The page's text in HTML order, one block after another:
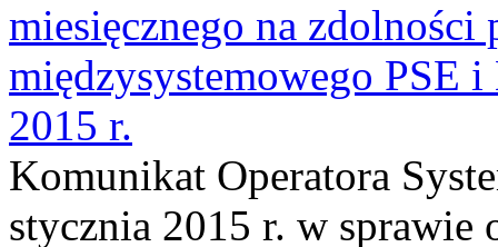
miesięcznego na zdolności
międzysystemowego PSE
2015 r.
Komunikat Operatora
stycznia 2015 r. w sprawie